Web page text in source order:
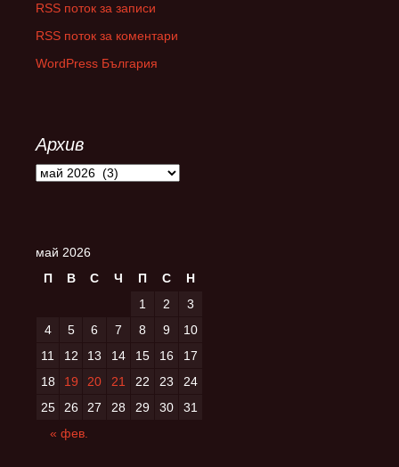
RSS поток за записи
RSS поток за коментари
WordPress България
Архив
Архив
май 2026
П
В С Ч П С
Н
1
2
3
4
5 6 7 8 9
10
11
12 13 14 15 16
17
18
19 20 21 22 23
24
25
26 27 28 29 30
31
« фев.